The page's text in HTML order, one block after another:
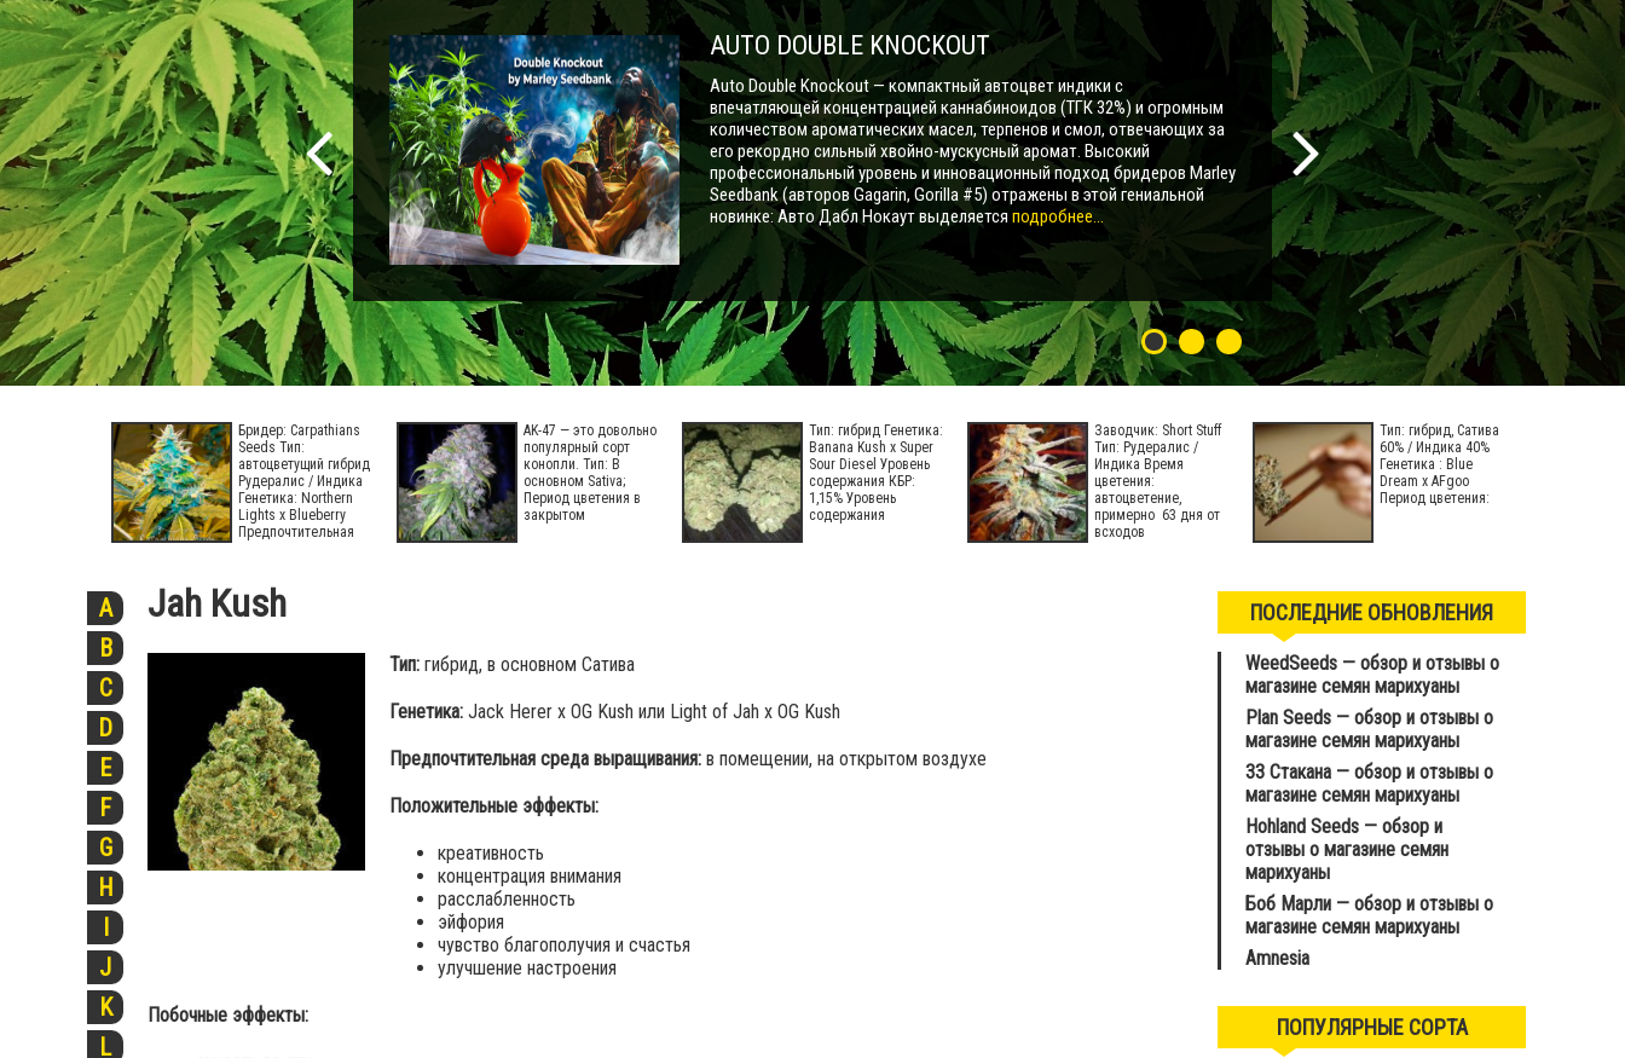
AUTO DOUBLE KNOCKOUT
Auto Double Knockout — компактный автоцвет индики с
впечатляющей концентрацией каннабиноидов (ТГК 32%) и огромным
количеством ароматических масел, терпенов и смол, отвечающих за
его рекордно сильный хвойно-мускусный аромат. Высокий
профессиональный уровень и инновационный подход бридеров Marley
Seedbank (авторов Gagarin, Gorilla #5) отражены в этой гениальной
новинке: Авто Дабл Нокаут выделяется подробнее...
Бридер: Carpathians
Seeds Тип:
автоцветущий гибрид
Рудералис / Индика
Генетика: Northern
Lights х Blueberry
Предпочтительная
AK-47 — это довольно
популярный сорт
конопли. Тип: В
основном Sativa;
Период цветения в
закрытом
Тип: гибрид Генетика:
Banana Kush х Super
Sour Diesel Уровень
содержания КБР:
1,15% Уровень
содержания
Заводчик: Short Stuff
Тип: Рудералис /
Индика Время
цветения:
автоцветение,
примерно 63 дня от
всходов
Тип: гибрид, Сатива
60% / Индика 40%
Генетика : Blue
Dream х AFgoo
Период цветения:
A
B
C
D
E
F
G
H
I
J
K
L
Jah Kush
Тип: гибрид, в основном Сатива
Генетика: Jack Herer x OG Kush или Light of Jah x OG Kush
Предпочтительная среда выращивания: в помещении, на открытом воздухе
Положительные эффекты:
креативность
концентрация внимания
расслабленность
эйфория
чувство благополучия и счастья
улучшение настроения
Побочные эффекты:
ПОСЛЕДНИЕ ОБНОВЛЕНИЯ
WeedSeeds — обзор и отзывы о
магазине семян марихуаны
Plan Seeds — обзор и отзывы о
магазине семян марихуаны
33 Стакана — обзор и отзывы о
магазине семян марихуаны
Hohland Seeds — обзор и
отзывы о магазине семян
марихуаны
Боб Марли — обзор и отзывы о
магазине семян марихуаны
Amnesia
ПОПУЛЯРНЫЕ СОРТА